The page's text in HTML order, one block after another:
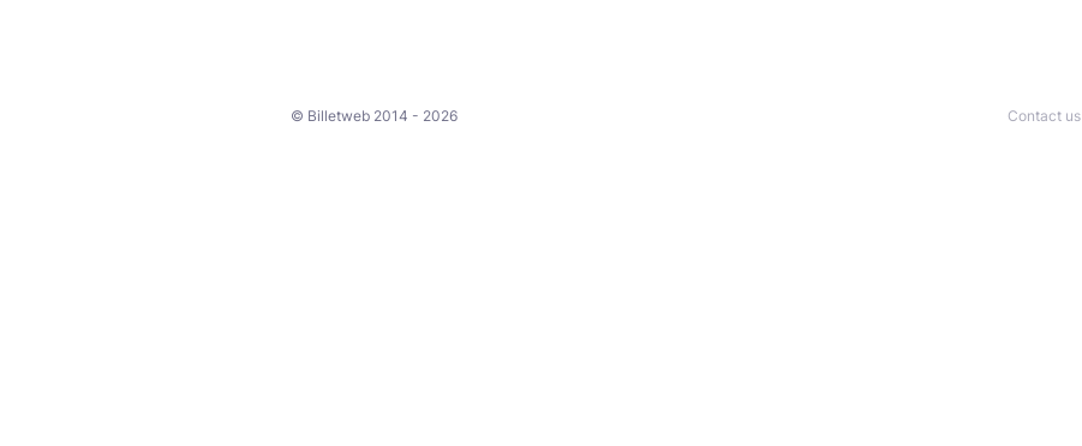
© Billetweb 2014 - 2026 Contact us